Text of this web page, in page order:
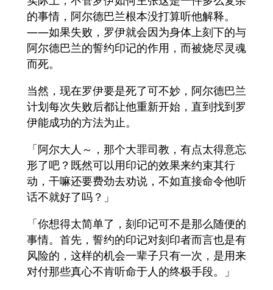
的事情，阿尔德巴兰根本没打算听他解释。
——如果失败，罗伊就会因为身体上刻下的与
阿尔德巴兰的誓约印记的作用，而被烧尽灵魂
而死。
当然，现在罗伊要是死了可不妙，阿尔德巴兰
计划每次失败后都让他重新开始，直到找到罗
伊能成功的方法为止。
「阿尔大人～，那个大罪司教，有点太得意忘
形了吧？既然可以用印记的效果来约束其行
动，干嘛还要费劲去劝说，不如直接命令他听
话不就好了吗？」
「你想得太简单了，刻印记可不是那么随便的
事情。首先，誓约的印记对刻印者而言也是有
风险的，这样的机会一辈子只有一次，是用来
对付那些真心不肯听命于人的终极手段。」